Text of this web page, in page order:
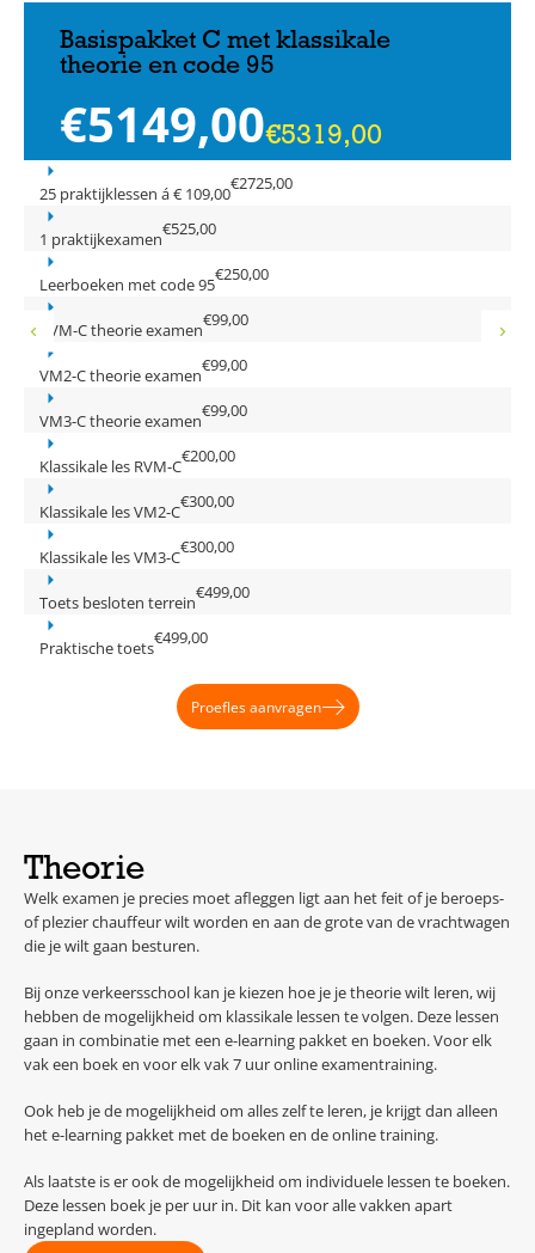
Basispakket C met klassikale
theorie en code 95
€5149,00€5319,00
25 praktijklessen á € 109,00€2725,00
1 praktijkexamen€525,00
Leerboeken met code 95€250,00
RVM-C theorie examen€99,00
VM2-C theorie examen€99,00
VM3-C theorie examen€99,00
Klassikale les RVM-C€200,00
Klassikale les VM2-C€300,00
Klassikale les VM3-C€300,00
Toets besloten terrein€499,00
Praktische toets€499,00
Proefles aanvragen
Theorie
Welk examen je precies moet afleggen ligt aan het feit of je beroeps-
of plezier chauffeur wilt worden en aan de grote van de vrachtwagen
die je wilt gaan besturen.
Bij onze verkeersschool kan je kiezen hoe je je theorie wilt leren, wij
hebben de mogelijkheid om klassikale lessen te volgen. Deze lessen
gaan in combinatie met een e-learning pakket en boeken. Voor elk
vak een boek en voor elk vak 7 uur online examentraining.
Ook heb je de mogelijkheid om alles zelf te leren, je krijgt dan alleen
het e-learning pakket met de boeken en de online training.
Als laatste is er ook de mogelijkheid om individuele lessen te boeken.
Deze lessen boek je per uur in. Dit kan voor alle vakken apart
ingepland worden.